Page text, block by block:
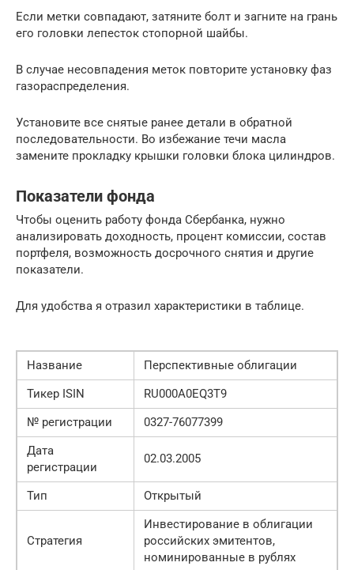
Если метки совпадают, затяните болт и загните на грань
его головки лепесток стопорной шайбы.
В случае несовпадения меток повторите установку фаз
газораспределения.
Установите все снятые ранее детали в обратной
последовательности. Во избежание течи масла
замените прокладку крышки головки блока цилиндров.
Показатели фонда
Чтобы оценить работу фонда Сбербанка, нужно
анализировать доходность, процент комиссии, состав
портфеля, возможность досрочного снятия и другие
показатели.
Для удобства я отразил характеристики в таблице.
Название
Перспективные облигации
Тикер ISIN
RU000A0EQ3T9
№ регистрации
0327-76077399
Дата
регистрации
02.03.2005
Тип Открытый
Стратегия
Инвестирование в облигации
российских эмитентов,
номинированные в рублях